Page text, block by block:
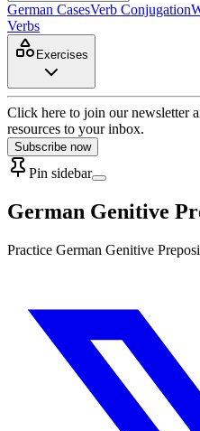
German CasesVerb Conjugation
Verbs
Exercises
Click here to join our newsletter
resources to your inbox.
Subscribe now
Pin sidebar
German Genitive
Practice German Genitive